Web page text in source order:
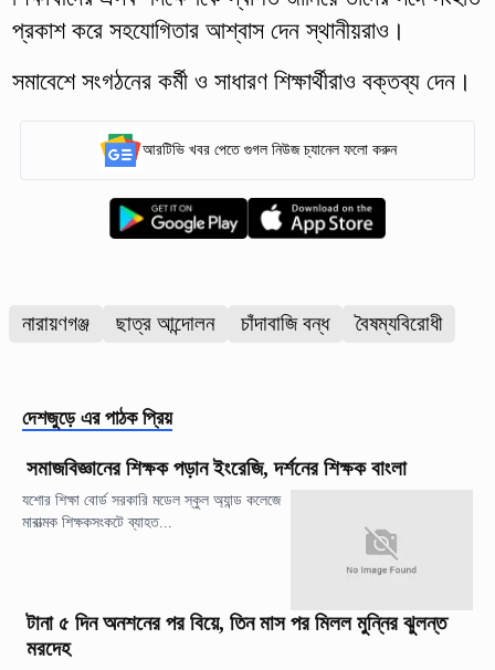
প্রকাশ করে সহযোগিতার আশ্বাস দেন স্থানীয়রাও।
সমাবেশে সংগঠনের কর্মী ও সাধারণ শিক্ষার্থীরাও বক্তব্য দেন।
আরটিভি খবর পেতে গুগল নিউজ চ্যানেল ফলো করুন
নারায়ণগঞ্জ ছাত্র আন্দোলন চাঁদাবাজি বন্ধ বৈষম্যবিরোধী
দেশজুড়ে এর পাঠক প্রিয়
সমাজবিজ্ঞানের শিক্ষক পড়ান ইংরেজি, দর্শনের শিক্ষক বাংলা
যশোর শিক্ষা বোর্ড সরকারি মডেল স্কুল অ্যান্ড কলেজে
মারাত্মক শিক্ষকসংকটে ব্যাহত...
টানা ৫ দিন অনশনের পর বিয়ে, তিন মাস পর মিলল মুন্নির ঝুলন্ত
মরদেহ